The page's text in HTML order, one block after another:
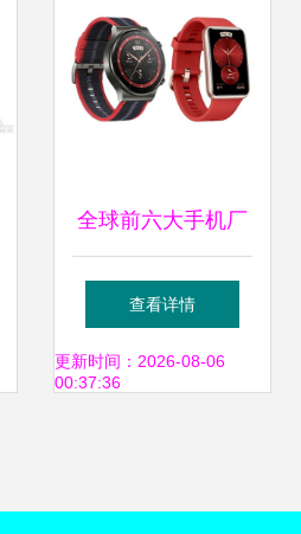
全球前六大手机厂
商扎堆智能手表 新
利润增长点还是红
查看详情
更新时间：2026-08-06
00:37:36